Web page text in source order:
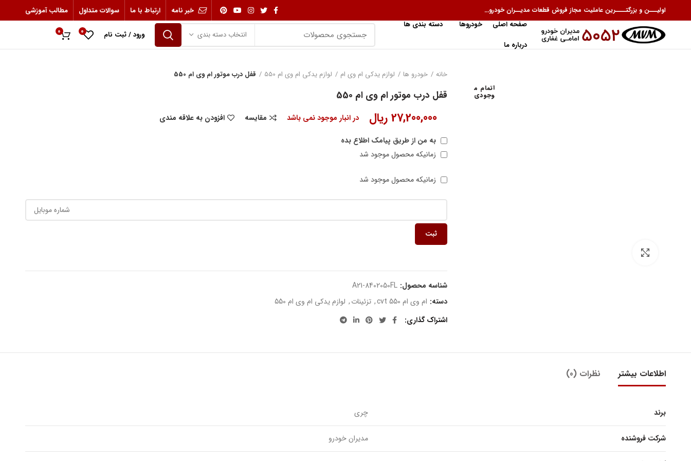
اولیـــن و بزرگتــــرین عاملیت مجاز فروش قطعات مدیــران خودرو... خبر نامه ارتباط با ما سوالات متداول
مطالب آموزشی
صفحه اصلی
خودروها
دسته بندی ها
درباره ما
انتخاب دسته بندی ورود / ثبت نام 0
0
اتمام م
وجودی
خانه خودرو ها لوازم یدکی ام وی ام لوازم یدکی ام وی ام 550 قفل درب موتور ام وی ام 550
قفل درب موتور ام وی ام 550
27,200,000 ریال در انبار موجود نمی باشد مقایسه
افزودن به علاقه مندی
به من از طریق پیامک اطلاع بده
زمانیکه محصول موجود شد
زمانیکه محصول موجود شد
ثبت
شناسه محصول: A21-8402050FL
دسته: ام وی ام 550 cvt , تزئینات, لوازم یدکی ام وی ام 550
اشتراک گذاری
اطلاعات بیشتر نظرات (0)
برند چری
شرکت فروشنده مدیران خودرو